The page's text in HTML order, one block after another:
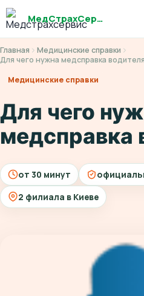
МедСтрахСервис
Главная
Медицинские справки
Для чего нужна медсправка водителя
Медицинские справки
Для чего
медсправка
от 30 минут
2 филиала в Киеве